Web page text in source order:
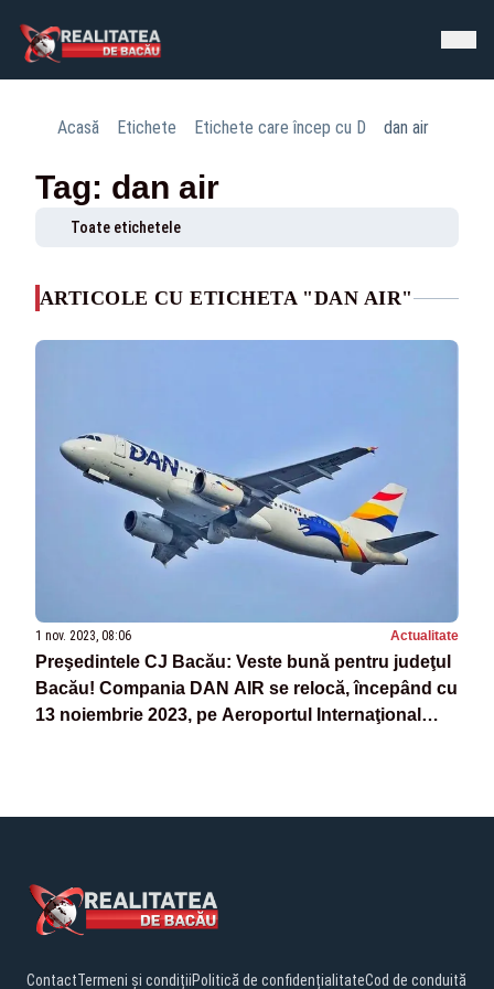
Acasă Etichete Etichete care încep cu D dan air
Tag: dan air
Toate etichetele
ARTICOLE CU ETICHETA "DAN AIR"
1 nov. 2023, 08:06 Actualitate
Preşedintele CJ Bacău: Veste bună pentru judeţul
Bacău! Compania DAN AIR se relocă, începând cu
13 noiembrie 2023, pe Aeroportul Internaţional
ContactTermeni și condițiiPolitică de confidențialitateCod de conduită